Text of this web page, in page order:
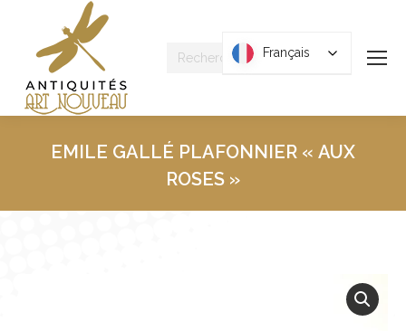
Recherche
EMILE GALLÉ PLAFONNIER « AUX
ROSES »
Français
Français